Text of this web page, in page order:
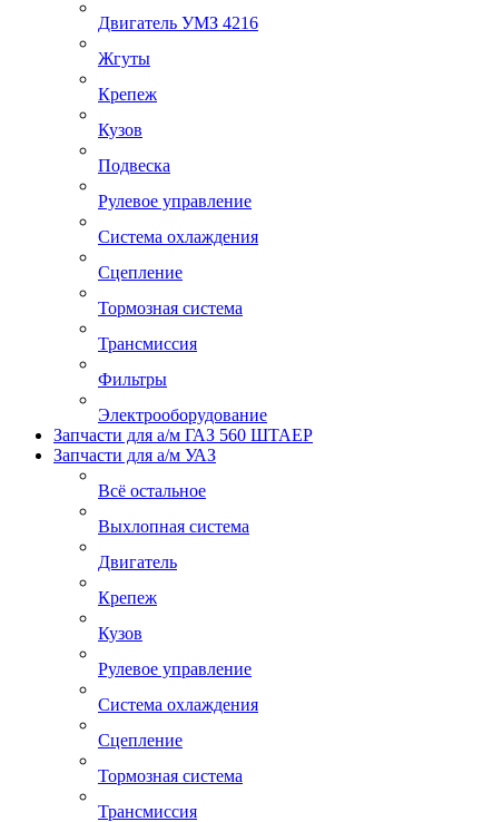
Двигатель УМЗ 4216
Жгуты
Крепеж
Кузов
Подвеска
Рулевое управление
Система охлаждения
Сцепление
Тормозная система
Трансмиссия
Фильтры
Электрооборудование
Запчасти для а/м ГАЗ 560 ШТАЕР
Запчасти для а/м УАЗ
Всё остальное
Выхлопная система
Двигатель
Крепеж
Кузов
Рулевое управление
Система охлаждения
Сцепление
Тормозная система
Трансмиссия